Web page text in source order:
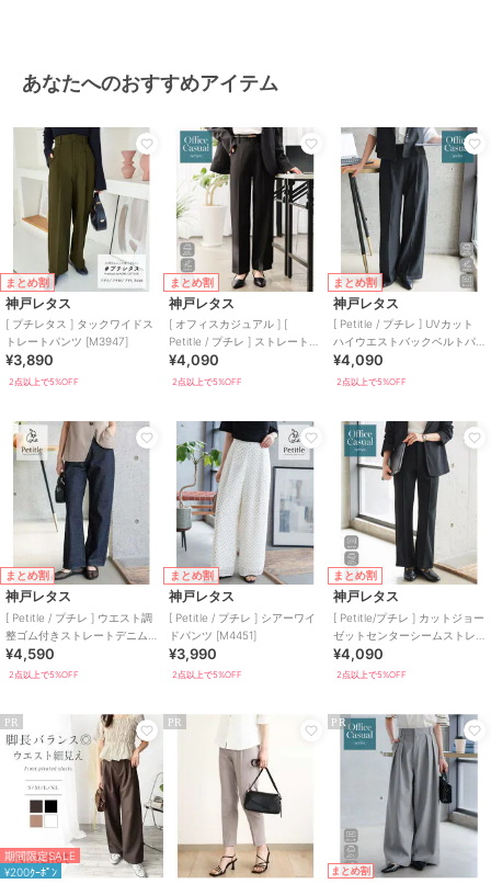
あなたへのおすすめアイテム
まとめ割
神戸レタス
[ プチレタス ] タックワイドス
トレートパンツ [M3947]
¥3,890
2点以上で5%OFF
まとめ割
神戸レタス
[ オフィスカジュアル ] [
Petitle / プチレ ] ストレートパ
ンツ[M4352]
¥4,090
2点以上で5%OFF
まとめ割
神戸レタス
[ Petitle / プチレ ] UVカット
ハイウエストバックベルトパ
ンツ [M4422]
¥4,090
2点以上で5%OFF
まとめ割
神戸レタス
[ Petitle / プチレ ] ウエスト調
整ゴム付きストレートデニム
パンツ [M4240]
¥4,590
2点以上で5%OFF
まとめ割
神戸レタス
[ Petitle / プチレ ] シアーワイ
ドパンツ [M4451]
¥3,990
2点以上で5%OFF
まとめ割
神戸レタス
[ Petitle/プチレ ] カットジョー
ゼットセンターシームストレ
ートパンツ [M4421]
¥4,090
2点以上で5%OFF
PR
期間限定SALE
¥200ｸｰﾎﾟﾝ
PR PR
まとめ割